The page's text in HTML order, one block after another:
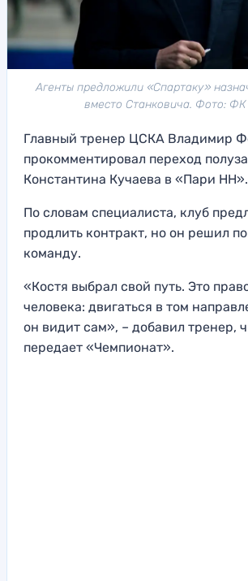
Агенты предложили «Спартаку»
вместо Станковича. Фото:
Главный тренер ЦСКА Владимир
прокомментировал переход
Константина Кучаева в «Пари НН».
По словам специалиста, клуб
продлить контракт, но он решил
команду.
«Костя выбрал свой путь. Это
человека: двигаться в том
он видит сам», – добавил тренер,
передает «Чемпионат».